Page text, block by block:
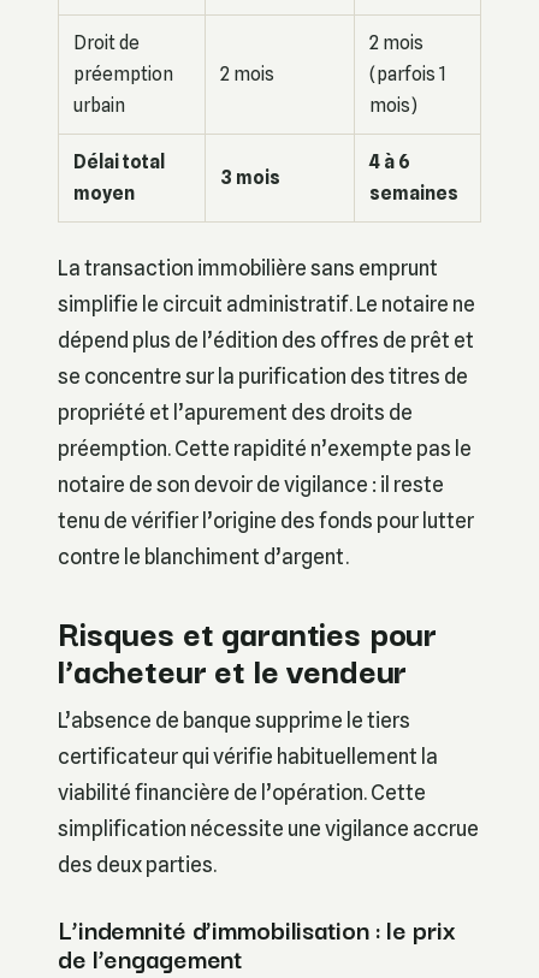
Droit de
préemption
urbain
2 mois
2 mois
(parfois 1
mois)
Délai total
moyen
3 mois
4 à 6
semaines
La transaction immobilière sans emprunt
simplifie le circuit administratif. Le notaire ne
dépend plus de l’édition des offres de prêt et
se concentre sur la purification des titres de
propriété et l’apurement des droits de
préemption. Cette rapidité n’exempte pas le
notaire de son devoir de vigilance : il reste
tenu de vérifier l’origine des fonds pour lutter
contre le blanchiment d’argent.
Risques et garanties pour
l’acheteur et le vendeur
L’absence de banque supprime le tiers
certificateur qui vérifie habituellement la
viabilité financière de l’opération. Cette
simplification nécessite une vigilance accrue
des deux parties.
L’indemnité d’immobilisation : le prix
de l’engagement